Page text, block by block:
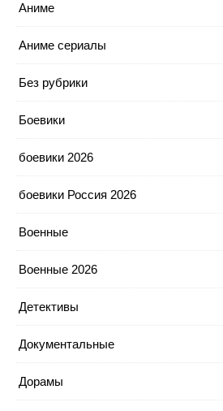
Аниме
Аниме сериалы
Без рубрики
Боевики
боевики 2026
боевики Россия 2026
Военные
Военные 2026
Детективы
Документальные
Дорамы